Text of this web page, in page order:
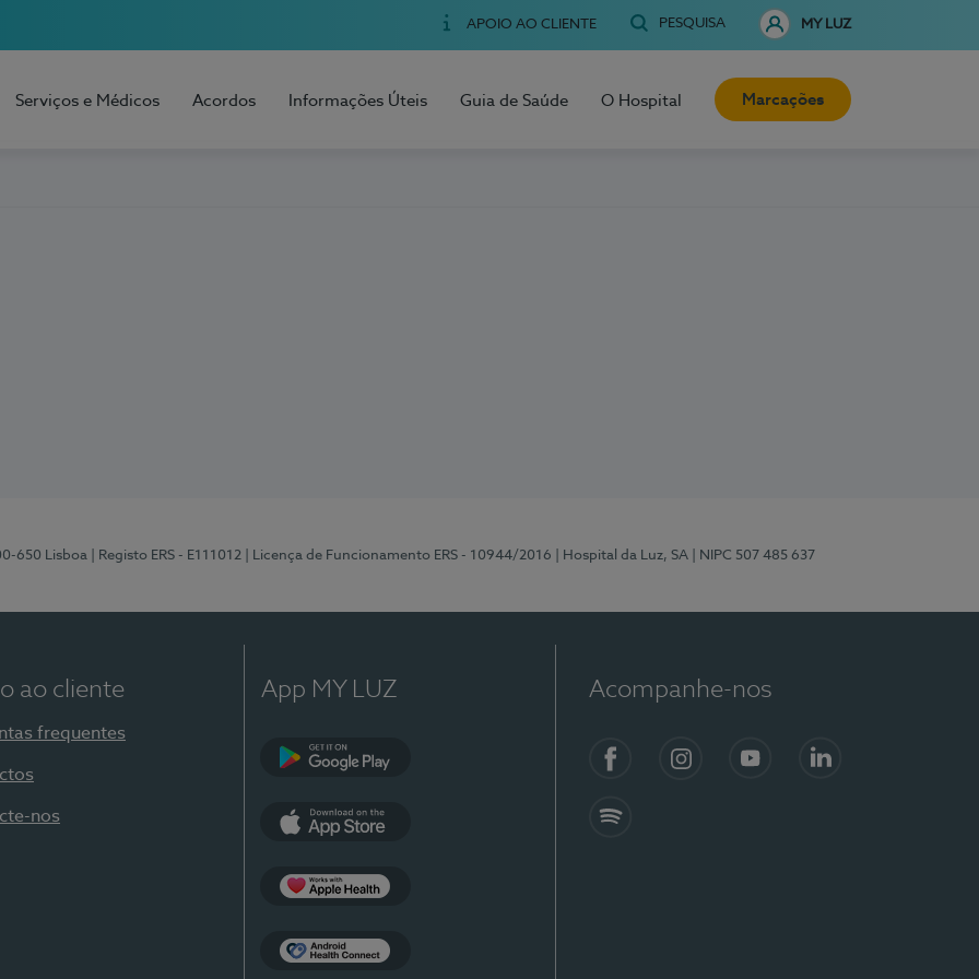
APOIO AO CLIENTE PESQUISA MY LUZ
Serviços e Médicos Acordos Informações Úteis Guia de Saúde O Hospital Marcações
650 Lisboa | Registo ERS - E111012 | Licença de Funcionamento ERS - 10944/2016 | Hospital da Luz, SA | NIPC 507 485 637
ao cliente
frequentes
nos
App MY LUZ Acompanhe-nos